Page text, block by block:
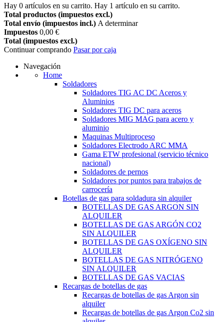
Hay 0 artículos en su carrito. Hay 1 artículo en su carrito.
Total productos (impuestos excl.)
Total envío (impuestos incl.) A determinar
Impuestos 0,00 €
Total (impuestos excl.)
Continuar comprando Pasar por caja
Navegación
Home
Soldadores
Soldadores TIG AC DC Aceros y
Aluminios
Soldadores TIG DC para aceros
Soldadores MIG MAG para acero y
aluminio
Maquinas Multiproceso
Soldadores Electrodo ARC MMA
Gama ETW profesional (servicio técnico
nacional)
Soldadores de pernos
Soldadores por puntos para trabajos de
carrocería
Botellas de gas para soldadura sin alquiler
BOTELLAS DE GAS ARGON SIN
ALQUILER
BOTELLAS DE GAS ARGÓN CO2
SIN ALQUILER
BOTELLAS DE GAS OXÍGENO SIN
ALQUILER
BOTELLAS DE GAS NITRÓGENO
SIN ALQUILER
BOTELLAS DE GAS VACIAS
Recargas de botellas de gas
Recargas de botellas de gas Argon sin
alquiler
Recargas de botellas de gas Argon Co2 sin